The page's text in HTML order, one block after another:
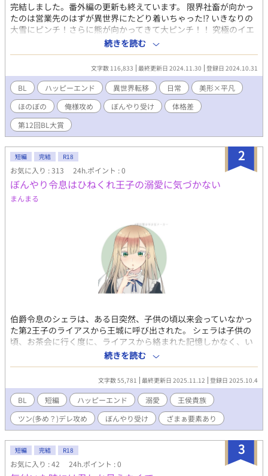
完結しました。番外編の更新も終えています。 限界社畜が向かっ
たのは営業先のはずが異世界にたどり着いちゃった⁉︎ いきなりの
大雪にピンチ！さらに熊が向かってきて大ピンチ！！ 究極のイエ
スマンで生きてきた俺、どうなっちゃうの⁉︎ 死を覚悟し意識を失
うが、目覚めるとログハウスで熊に抱かれて寝ていた。しかも全
裸で。 冬眠中の熊をよそに気ままな生活を謳歌する。ひとりはち
ょっと寂しいけれど……。 ある日棚から落ちたところを熊に助け
られ、「ありがと〜〜！！」と言うと、あら不思議、クマはワイ
ルドなイケメンに。ただし、頭部だけ。着ぐるみみたいだけど、
どういうこと？！
続きを読む
文字数 116,833 最終更新日 2024.11.30 登録日 2024.10.31
BL ハッピーエンド 異世界転移 日常
美形×平凡
ほのぼの
俺様攻め ぼんやり受け
体格差
第12回BL大賞
2
短編 完結 R18
お気に入り : 313 24h.ポイント : 0
ぼんやり令息はひねくれ王子の溺愛に気づかない
まんまる
伯爵令息のシェラは、ある日突然、子供の頃以来会っていなかっ
た第2王子のライアスから王城に呼び出された。 シェラは子供の
頃、お茶会に行く度に、ライアスから絡まれた記憶しかなく、い
ったい何の用かと首を傾げる。 それでも意を決して一人で馬車に
乗って王城に向かったシェラ。 王城に着いて馬車の扉を開ける
と、目の前にはライアスがいて、シェラを見つめて優しく微笑ん
でいた。 受けが好きすぎてつい意地悪をしてしまう攻め(21) 攻め
から嫌われていると思っている受け(18) 2~3日に1話更新する予定
です。 Rシーンは※つけます。 ※画像はpicrew(#瀬田製少年少女
メーカーさん)よりお借りしました。
続きを読む
文字数 55,781 最終更新日 2025.11.12 登録日 2025.10.4
BL 短編 ハッピーエンド 溺愛
王侯貴族
ツン(多め？)デレ攻め
ぼんやり受け ざまぁ要素あり
3
短編 完結 R18
お気に入り : 42 24h.ポイント : 0